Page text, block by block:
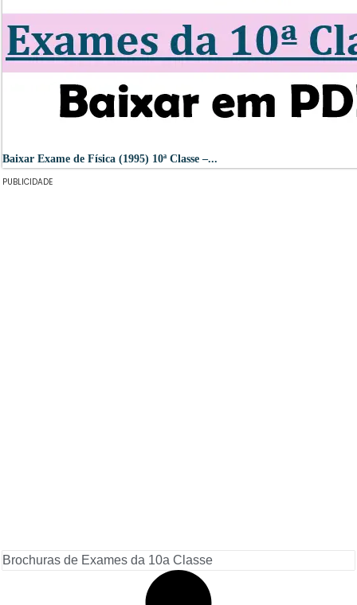
Baixar Exame de Física (1995) 10ª Classe –...
PUBLICIDADE
Brochuras de Exames da 10a Classe